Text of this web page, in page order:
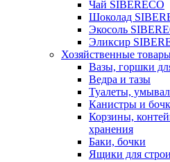
Чай SIBERECO
Шоколад
Экосоль
Эликсир
Хозяйственные
Вазы, горшки
Ведра и тазы
Туалеты,
Канистры и
Корзины,
хранения
Баки, бочки
Ящики для